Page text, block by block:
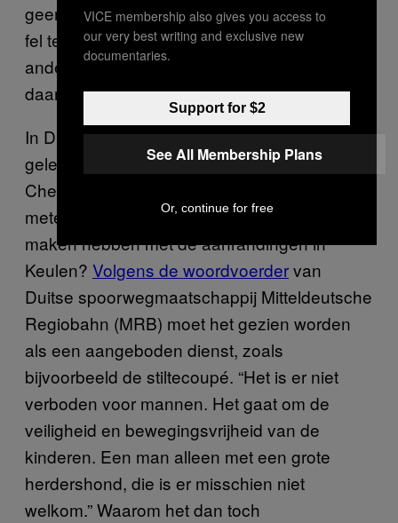
geen aanleiding zijn om dat misbruik minder
fel te veroordelen. Het is net zo erg als elke
andere vorm van aanranding, of poging
daartoe.
In Duitsland werd een aantal maanden
geleden op de verbinding tussen Leipzig en
Chemnitz de vrouwencoupé ingevoerd, en
meteen ontstond er veel ophef – zou het te
maken hebben met de aanrandingen in
Keulen? Volgens de woordvoerdervan
Duitse spoorwegmaatschappij Mitteldeutsche
Regiobahn (MRB) moet het gezien worden
als een aangeboden dienst, zoals
bijvoorbeeld de stiltecoupé. “Het is er niet
verboden voor mannen. Het gaat om de
veiligheid en bewegingsvrijheid van de
kinderen. Een man alleen met een grote
herdershond, die is er misschien niet
welkom.” Waarom het dan toch
VICE membership also gives you access to
our very best writing and exclusive new
documentaries.
Support for $2
See All Membership Plans
Or, continue for free